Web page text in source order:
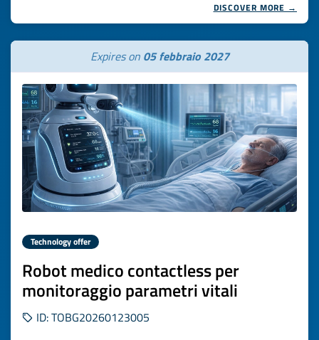
DISCOVER MORE →
Expires on 05 febbraio 2027
Technology offer
Robot medico contactless per
monitoraggio parametri vitali
ID: TOBG20260123005